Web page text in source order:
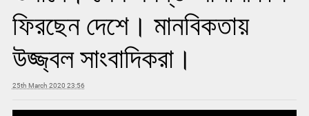
ফিরছেন দেশে। মানবিকতায়
উজ্জ্বল সাংবাদিকরা।
25th March 2020 23:56